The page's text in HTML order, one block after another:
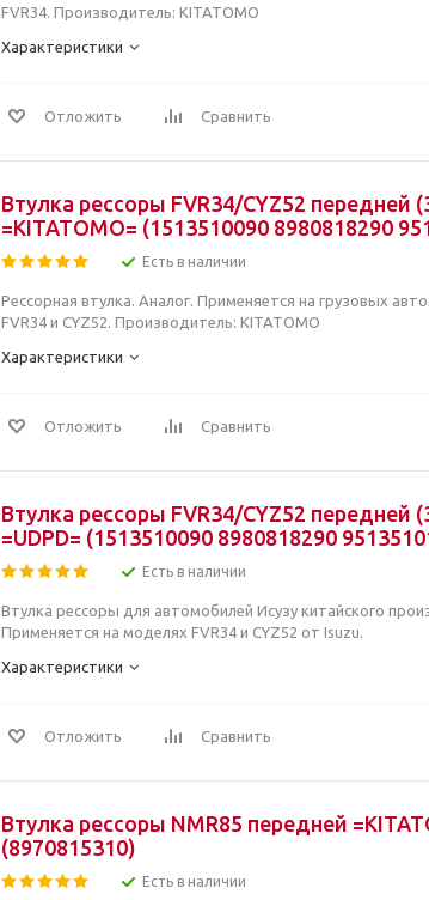
FVR34. Производитель: KITATOMO
Характеристики
Отложить Сравнить
Втулка рессоры FVR34/CYZ52 передней
=KITATOMO= (1513510090 8980818290
Есть в наличии
Рессорная втулка. Аналог. Применяется на грузовых
FVR34 и CYZ52. Производитель: KITATOMO
Характеристики
Отложить Сравнить
Втулка рессоры FVR34/CYZ52 передней
=UDPD= (1513510090 8980818290
Есть в наличии
Втулка рессоры для автомобилей Исузу китайского
Применяется на моделях FVR34 и CYZ52 от Isuzu.
Характеристики
Отложить Сравнить
Втулка рессоры NMR85 передней
(8970815310)
Есть в наличии